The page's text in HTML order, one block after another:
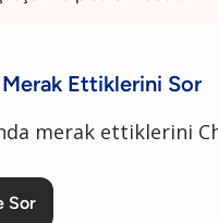
Ettiklerini Sor
merak ettiklerini
Sor